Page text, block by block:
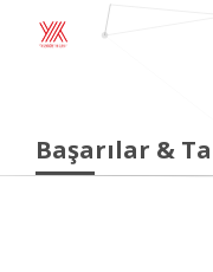
Başarılar &